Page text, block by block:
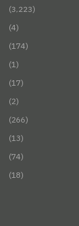
(3٬223)
(4)
(174)
(1)
(17)
(2)
(266)
(13)
(74)
(18)